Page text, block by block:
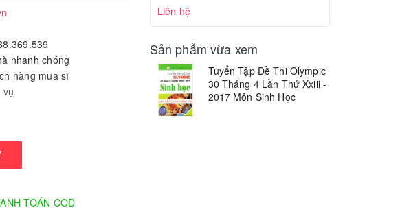
nhanh chóng
hàng mua sĩ
vụ
TOÁN COD
Liên hệ
Sản phẩm vừa xem
Tuyển Tập Đề Thi Olympic
30 Tháng 4 Lần Thứ Xxiii -
2017 Môn Sinh Học